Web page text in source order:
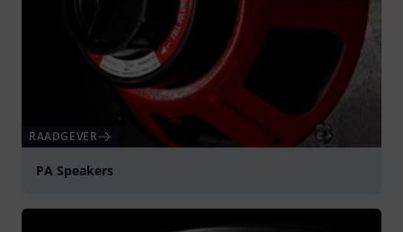
RAADGEVER
PA Speakers